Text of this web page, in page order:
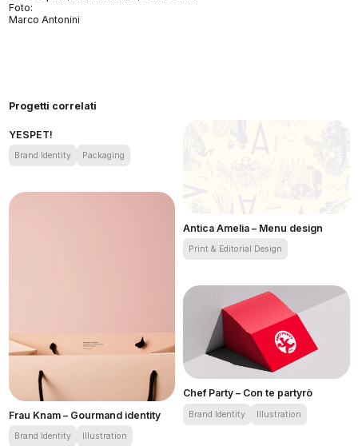
Foto:
Marco Antonini
Progetti correlati
YESPET!
Brand Identity Packaging
Frau Knam – Gourmand identity
Brand Identity Illustration
Antica Amelia – Menu design
Print & Editorial Design
Chef Party – Con te partyrò
Brand Identity Illustration